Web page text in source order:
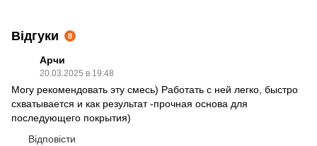
Відгуки 8
Арчи
20.03.2025 в 19:48
Могу рекомендовать эту смесь) Работать с ней легко, быстро
схватывается и как результат -прочная основа для
последующего покрытия)
Відповісти